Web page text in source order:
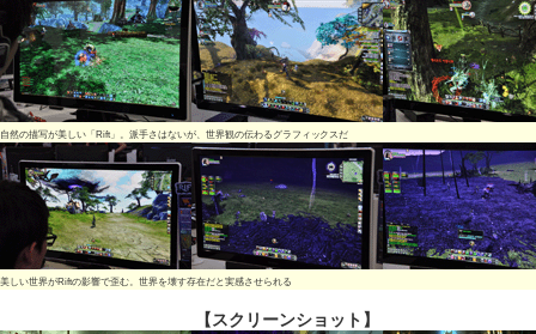
自然の描写が美しい「Rift」。派手さはないが、世界観の伝わるグラフィックスだ
美しい世界がRiftの影響で歪む。世界を壊す存在だと実感させられる
【スクリーンショット】